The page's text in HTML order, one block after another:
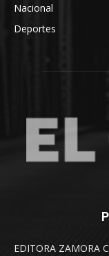
Nacional
Deportes
EDITORA ZAMORA